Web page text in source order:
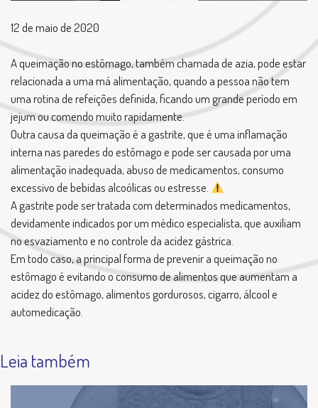
12 de maio de 2020
A queimação no estômago, também chamada de azia, pode estar
relacionada a uma má alimentação, quando a pessoa não tem
uma rotina de refeições definida, ficando um grande período em
jejum ou comendo muito rapidamente.
Outra causa da queimação é a gastrite, que é uma inflamação
interna nas paredes do estômago e pode ser causada por uma
alimentação inadequada, abuso de medicamentos, consumo
excessivode bebidas alcoólicas ou estresse.
A gastrite pode ser tratada com determinados medicamentos,
devidamente indicados por um médico especialista, que auxiliam
no esvaziamento e no controle da acidez gástrica.
Em todo caso, a principal forma de prevenir a queimação no
estômago é evitando o consumo de alimentos que aumentam a
acidez do estômago, alimentos gordurosos, cigarro, álcool e
automedicação.
Leia também